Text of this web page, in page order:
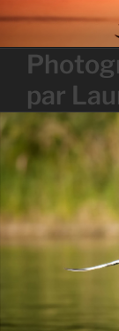
content
par